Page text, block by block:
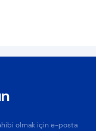
olmak için e-posta